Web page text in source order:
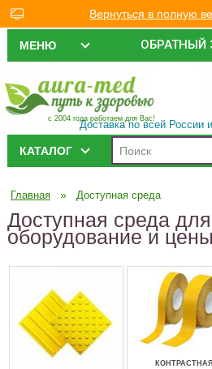
ОБРАТНЫЙ
МЕНЮ
с 2004 года работаем для Вас!
Доставка по всей России
КАТАЛОГ
Главная » Доступная среда
Доступная среда
оборудование и цены
КОНТРАСТНАЯ
Вернуться в полную